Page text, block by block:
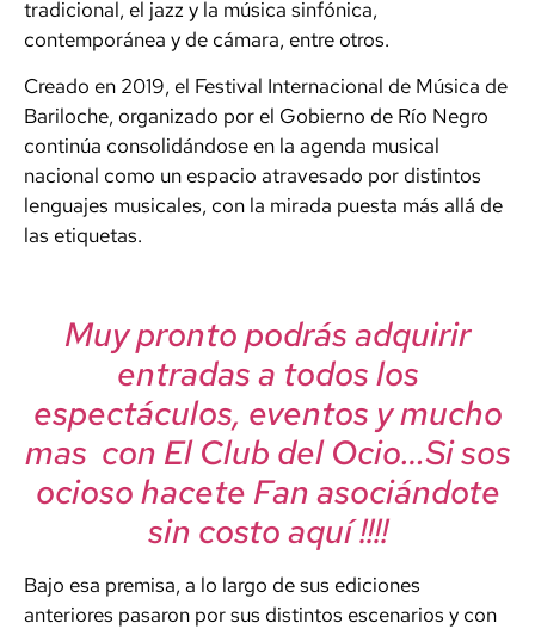
tradicional, el jazz y la música sinfónica,
contemporánea y de cámara, entre otros.
Creado en 2019, el Festival Internacional de Música de
Bariloche, organizado por el Gobierno de Río Negro
continúa consolidándose en la agenda musical
nacional como un espacio atravesado por distintos
lenguajes musicales, con la mirada puesta más allá de
las etiquetas.
Muy pronto podrás adquirir
entradas a todos los
espectáculos, eventos y mucho
mas con El Club del Ocio…Si sos
ocioso hacete Fan asociándote
sin costo aquí !!!!
Bajo esa premisa, a lo largo de sus ediciones
anteriores pasaron por sus distintos escenarios y con